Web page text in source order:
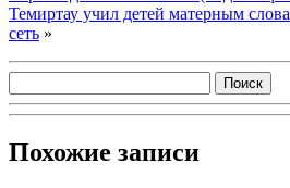
Темиртау учил детей матерным
сеть »
Похожие записи